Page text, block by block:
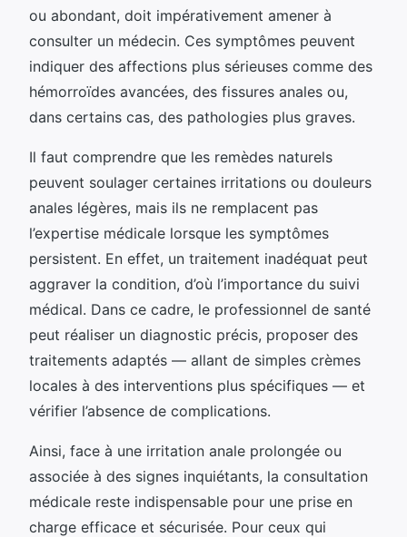
ou abondant, doit impérativement amener à
consulter un médecin. Ces symptômes peuvent
indiquer des affections plus sérieuses comme des
hémorroïdes avancées, des fissures anales ou,
dans certains cas, des pathologies plus graves.
Il faut comprendre que les remèdes naturels
peuvent soulager certaines irritations ou douleurs
anales légères, mais ils ne remplacent pas
l’expertise médicale lorsque les symptômes
persistent. En effet, un traitement inadéquat peut
aggraver la condition, d’où l’importance du suivi
médical. Dans ce cadre, le professionnel de santé
peut réaliser un diagnostic précis, proposer des
traitements adaptés — allant de simples crèmes
locales à des interventions plus spécifiques — et
vérifier l’absence de complications.
Ainsi, face à une irritation anale prolongée ou
associée à des signes inquiétants, la consultation
médicale reste indispensable pour une prise en
charge efficace et sécurisée. Pour ceux qui